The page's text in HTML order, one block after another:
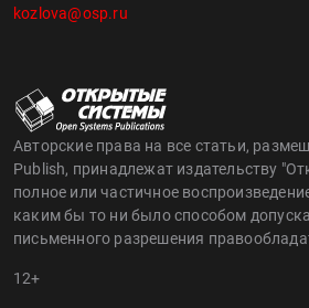
kozlova@osp.ru
Авторские права на все статьи,
Publish, принадлежат издательству
полное или частичное
каким бы то ни было способом
письменного разрешения
12+